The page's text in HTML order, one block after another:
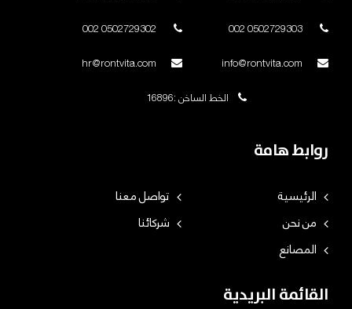
الخط الساخن :16896
روابط هامة
الرئيسية
تواصل معنا
من نحن
شركائنا
المصانع
القائمة البريدية